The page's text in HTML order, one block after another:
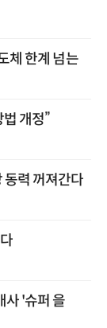
체 한계 넘는
개정”
력 꺼져간다
사 '슈퍼 을